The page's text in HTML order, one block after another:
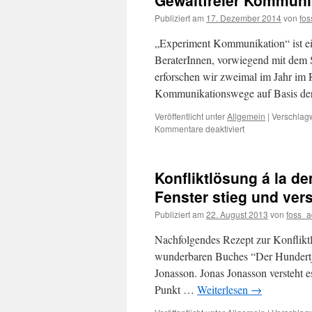
Publiziert am 17. Dezember 2014von
„Experiment Kommunikation“ ist
BeraterInnen, vorwiegend mit
erforschen wir zweimal im Jahr im
Kommunikationswege auf Basis
Veröffentlicht unterAllgemein |
Kommentare deaktiviertfür
mit
Gewaltfreier
Kommunikation
Konfliktlösung á la
Fenster stieg und
Publiziert am 22. August 2013 von
Nachfolgendes Rezept zur
wunderbaren Buches “Der
Jonasson. Jonas Jonasson
Punkt … Weiterlesen →